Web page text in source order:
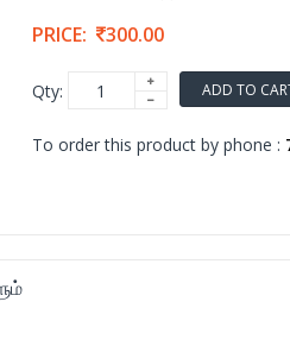
PRICE: 300.00
Qty: ADD TO
To order this product by phone :